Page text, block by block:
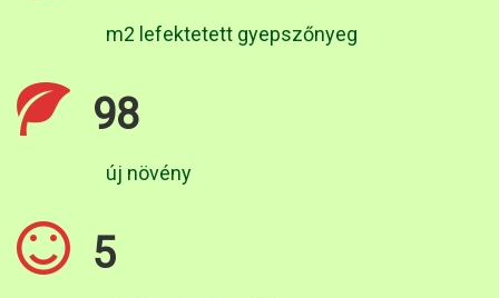
m2 lefektetett gyepszőnyeg
98
új növény
5